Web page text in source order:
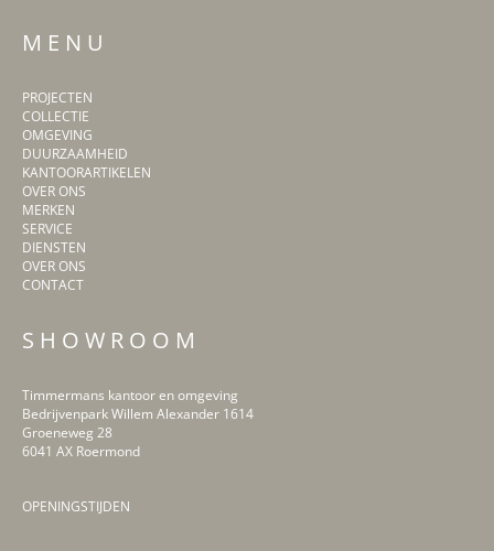
M E N U
PROJECTEN
COLLECTIE
OMGEVING
DUURZAAMHEID
KANTOORARTIKELEN
OVER ONS
MERKEN
SERVICE
DIENSTEN
OVER ONS
CONTACT
S H O W R O O M
Timmermans kantoor en omgeving
Bedrijvenpark Willem Alexander 1614
Groeneweg 28
6041 AX Roermond
OPENINGSTIJDEN